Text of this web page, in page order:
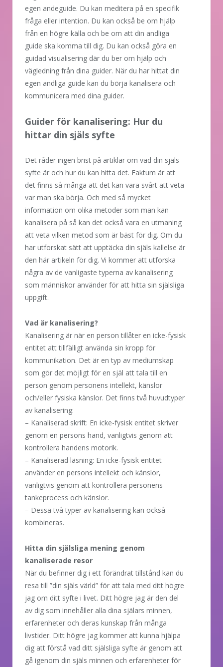
egen andeguide. Du kan meditera på en specifik
fråga eller intention. Du kan också be om hjälp
från en högre källa och be om att din andliga
guide ska komma till dig. Du kan också göra en
guidad visualisering där du ber om hjälp och
vägledning från dina guider. När du har hittat din
egen andliga guide kan du börja kanalisera och
kommunicera med dina guider.
Guider för kanalisering: Hur du
hittar din själs syfte
Det råder ingen brist på artiklar om vad din själs
syfte är och hur du kan hitta det. Faktum är att
det finns så många att det kan vara svårt att veta
var man ska börja. Och med så mycket
information om olika metoder som man kan
kanalisera på så kan det också vara en utmaning
att veta vilken metod som är bäst för dig. Om du
har utforskat sätt att upptäcka din själs kallelse är
den här artikeln för dig. Vi kommer att utforska
några av de vanligaste typerna av kanalisering
som människor använder för att hitta sin själsliga
uppgift.
Vad är kanalisering?
Kanalisering är när en person tillåter en icke-fysisk
entitet att tillfälligt använda sin kropp för
kommunikation. Det är en typ av mediumskap
som gör det möjligt för en själ att tala till en
person genom personens intellekt, känslor
och/eller fysiska känslor. Det finns två huvudtyper
av kanalisering:
– Kanaliserad skrift: En icke-fysisk entitet skriver
genom en persons hand, vanligtvis genom att
kontrollera handens motorik.
– Kanaliserad läsning: En icke-fysisk entitet
använder en persons intellekt och känslor,
vanligtvis genom att kontrollera personens
tankeprocess och känslor.
– Dessa två typer av kanalisering kan också
kombineras.
Hitta din själsliga mening genom
kanaliserade resor
När du befinner dig i ett förändrat tillstånd kan du
resa till ”din själs värld” för att tala med ditt högre
jag om ditt syfte i livet. Ditt högre jag är den del
av dig som innehåller alla dina själars minnen,
erfarenheter och deras kunskap från många
livstider. Ditt högre jag kommer att kunna hjälpa
dig att förstå vad ditt själsliga syfte är genom att
gå igenom din själs minnen och erfarenheter för